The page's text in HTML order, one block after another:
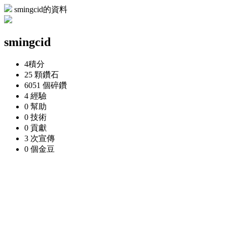
smingcid的資料
smingcid
4積分
25 顆鑽石
6051 個碎鑽
4 經驗
0 幫助
0 技術
0 貢獻
3 次宣傳
0 個金豆